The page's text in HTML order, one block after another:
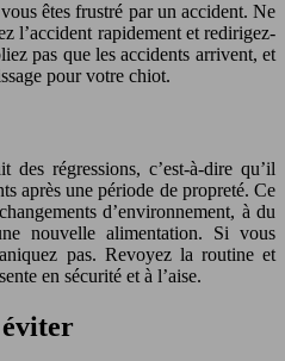
êtes frustré par un accident. Ne
l’accident rapidement et redirigez-
pas que les accidents arrivent, et
pour votre chiot.
régressions, c’est-à-dire qu’il
après une période de propreté. Ce
d’environnement, à du
nouvelle alimentation. Si vous
pas. Revoyez la routine et
en sécurité et à l’aise.